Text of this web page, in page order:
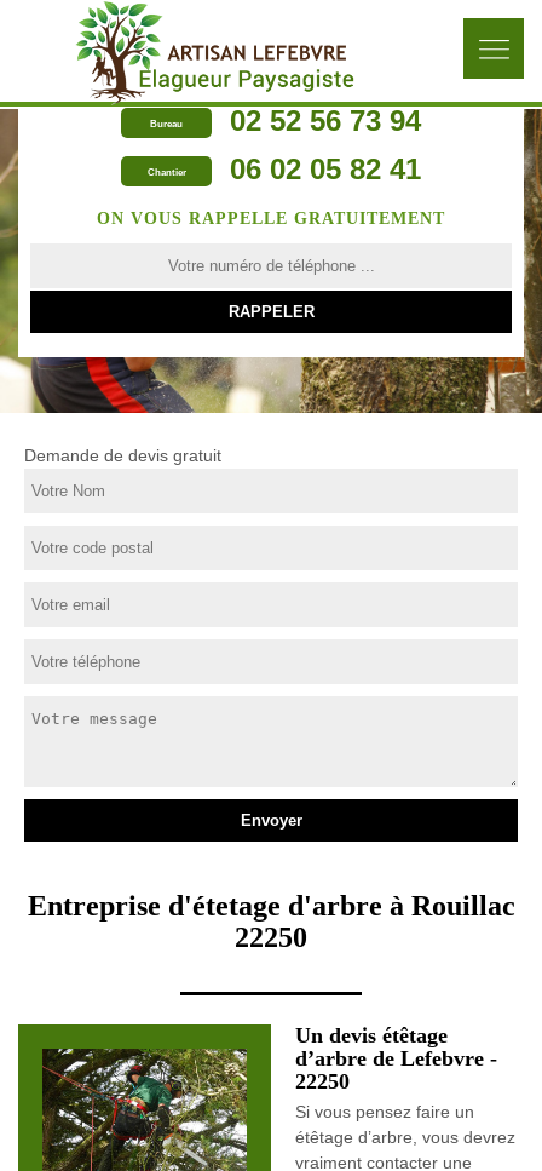
Bureau 02 52 56 73 94
Chantier 06 02 05 82 41
ON VOUS RAPPELLE GRATUITEMENT
Demande de devis gratuit
Entreprise d'étetage d'arbre à Rouillac
22250
Un devis étêtage
d’arbre de Lefebvre -
22250
Si vous pensez faire un
étêtage d’arbre, vous devrez
vraiment contacter une